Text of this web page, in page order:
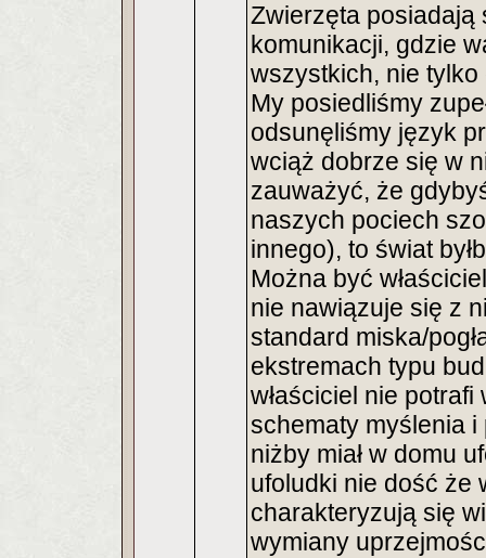
Zwierzęta posiadają
komunikacji, gdzie
wszystkich, nie
My posiedliśmy
odsunęliśmy język
wciąż dobrze się w
zauważyć, że
naszych pociech
innego), to świat
Można być
nie nawiązuje się z
standard miska/
ekstremach typu
właściciel nie
schematy myślenia
niżby miał w domu
ufoludki nie dość że
charakteryzują się
wymiany